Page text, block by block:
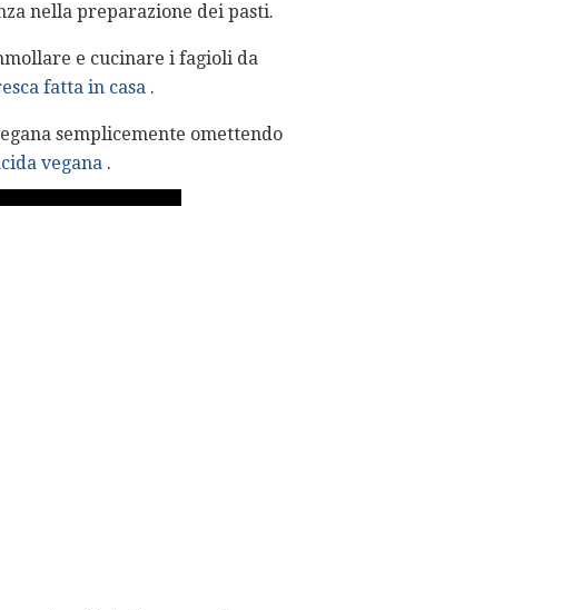
nella preparazione dei pasti.
e cucinare i fagioli da
fatta in casa .
semplicemente omettendo
vegana .